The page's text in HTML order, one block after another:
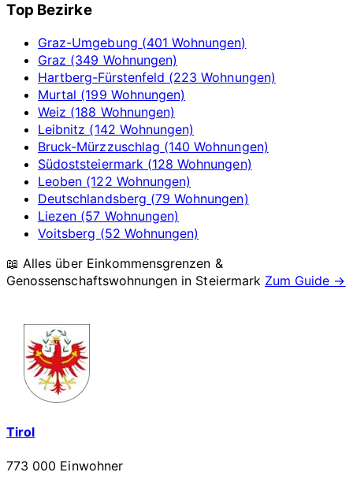
Top Bezirke
Graz-Umgebung (401 Wohnungen)
Graz (349 Wohnungen)
Hartberg-Fürstenfeld (223 Wohnungen)
Murtal (199 Wohnungen)
Weiz (188 Wohnungen)
Leibnitz (142 Wohnungen)
Bruck-Mürzzuschlag (140 Wohnungen)
Südoststeiermark (128 Wohnungen)
Leoben (122 Wohnungen)
Deutschlandsberg (79 Wohnungen)
Liezen (57 Wohnungen)
Voitsberg (52 Wohnungen)
📖 Alles über Einkommensgrenzen &
Genossenschaftswohnungen in Steiermark Zum Guide →
Tirol
773 000 Einwohner